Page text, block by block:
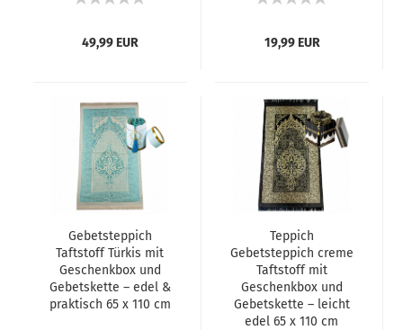
49,99 EUR 19,99 EUR
Gebetsteppich
Taftstoff Türkis mit
Geschenkbox und
Gebetskette – edel &
praktisch 65 x 110 cm
Teppich
Gebetsteppich creme
Taftstoff mit
Geschenkbox und
Gebetskette – leicht
edel 65 x 110 cm